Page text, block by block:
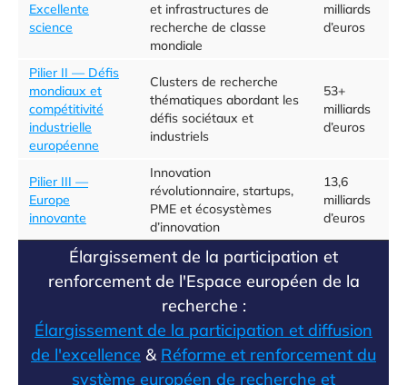
Excellente
science
et infrastructures de
recherche de classe
mondiale
milliards
d’euros
Pilier II — Défis
mondiaux et
compétitivité
industrielle
européenne
Clusters de recherche
thématiques abordant les
défis sociétaux et
industriels
53+
milliards
d’euros
Pilier III —
Europe
innovante
Innovation
révolutionnaire, startups,
PME et écosystèmes
d’innovation
13,6
milliards
d’euros
Élargissement de la participation et
renforcement de l'Espace européen de la
recherche :
Élargissement de la participation et diffusion
de l'excellence & Réforme et renforcement du
système européen de recherche et